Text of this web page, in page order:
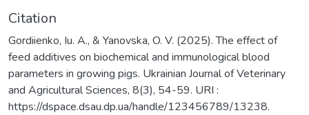
Citation
Gordiienko, Iu. A., & Yanovska, O. V. (2025). The effect of
feed additives on biochemical and immunological blood
parameters in growing pigs. Ukrainian Journal of Veterinary
and Agricultural Sciences, 8(3), 54-59. URI :
https://dspace.dsau.dp.ua/handle/123456789/13238.